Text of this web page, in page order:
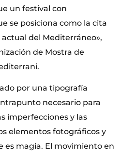
un festival con
se posiciona como la cita
del Mediterráneo»,
de Mostra de
por una tipografía
necesario para
imperfecciones y las
elementos fotográficos y
es magia. El movimiento en